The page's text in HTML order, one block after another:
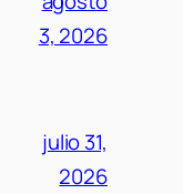
3, 2026
julio 31,
2026